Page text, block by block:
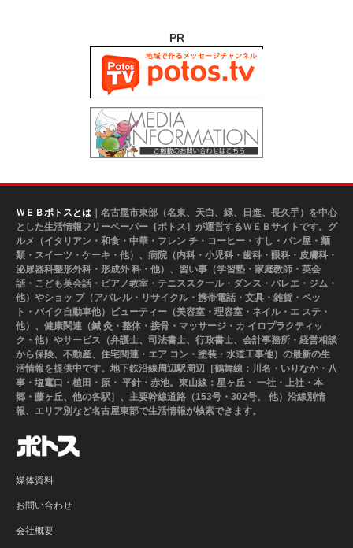
PR
ＷＥＢポトスとは ｜名古屋市東部（名東、天白、緑、日進、長久手）を中心
とした生活情報フリーペーパー［ポトス］が運営するＷＥＢサイトです。グ
ルメ（イタリアン・和食・中華・フレン チ・コーヒー・すし・パン屋・麺
類・スイーツ・ケーキ・他）、病院（内科・小児科・歯科・眼科・皮膚科・
泌尿器科整形外科・形成外 科・他）、習い事（学習塾・家庭教師・英会
話・こども英会話・ピアノ教室・テニススクール・ダンス・バレエ・ジム・
他）やショッ プ（アパレル・リサイクル・携帯電話・文具・雑貨・ペッ
ト・バイク自動車他）ビューティー（美容室・理容室・ネイル・エ ステ・
他）、健康関連（鍼 灸・整体・接骨・マッサージ・カ イロプラクティッ
ク・他）やサービス（弁護士、司法書士、行政書士、会計事務所・経営相談
から保険、不動産、住宅関連・エア コン・塗装・水道工事他）の最新の生
活情報を提供中です。地下鉄沿線周辺駅周辺［鶴舞線：川名・いりなか・八
事・塩竃口・植田・原・ 平針・赤池。東山線：星ヶ丘・ 一社・上社・本
郷・藤ヶ丘、他の各駅］、主要幹線道路（153号・302号、 他）沿線別情
報、エリア別など名古屋東部で生活情報が検索できます。
媒体資料
お問い合わせ
会社概要